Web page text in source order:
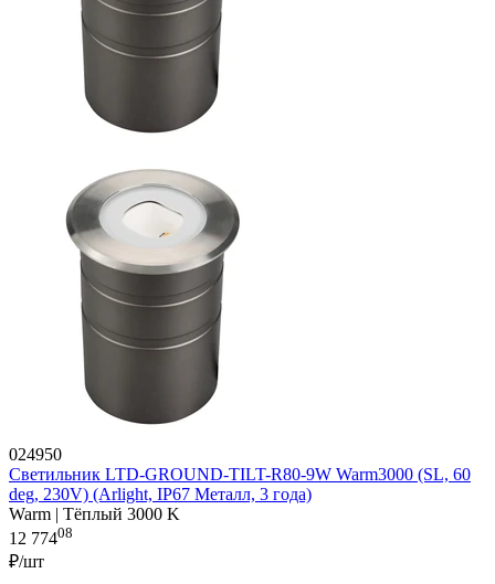
024950
Светильник LTD-GROUND-TILT-R80-9W Warm3000 (SL, 60
deg, 230V) (Arlight, IP67 Металл, 3 года)
Warm | Тёплый 3000 K
12 77408
₽/шт